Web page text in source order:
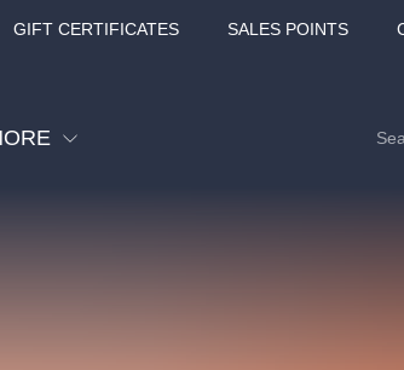
GIFT CERTIFICATES SALES POINTS